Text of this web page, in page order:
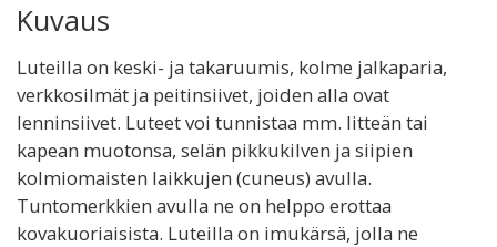
Kuvaus
Luteilla on keski- ja takaruumis, kolme jalkaparia,
verkkosilmät ja peitinsiivet, joiden alla ovat
lenninsiivet. Luteet voi tunnistaa mm. litteän tai
kapean muotonsa, selän pikkukilven ja siipien
kolmiomaisten laikkujen (cuneus) avulla.
Tuntomerkkien avulla ne on helppo erottaa
kovakuoriaisista. Luteilla on imukärsä, jolla ne